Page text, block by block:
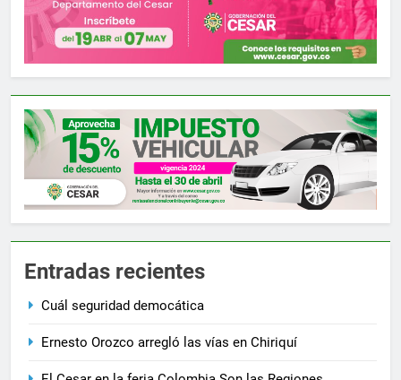
Entradas recientes
Cuál seguridad democática
Ernesto Orozco arregló las vías en Chiriquí